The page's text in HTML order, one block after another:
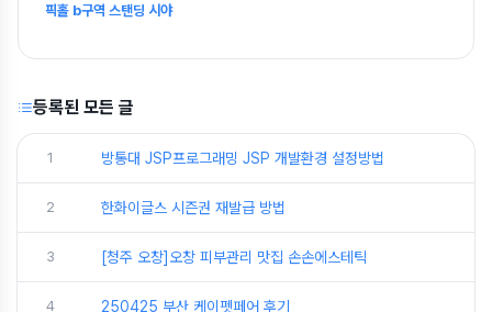
픽홀 b구역 스탠딩 시야
등록된 모든 글
1 방통대 JSP프로그래밍 JSP 개발환경 설정방법
2 한화이글스 시즌권 재발급 방법
3 [청주 오창]오창 피부관리 맛집 손손에스테틱
4 250425 부산 케이펫페어 후기